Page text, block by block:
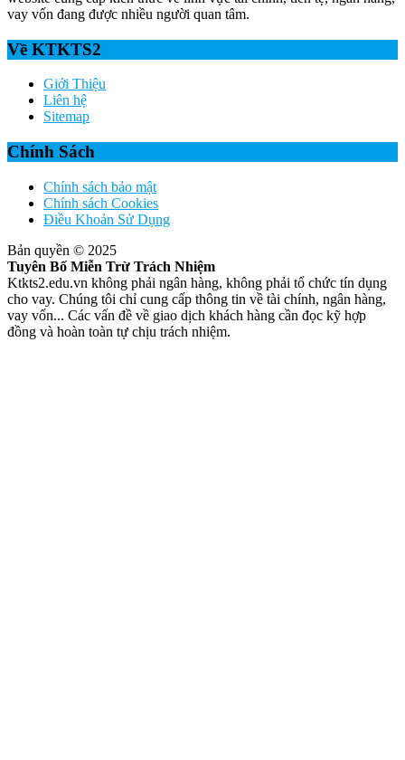
vay vốn đang được nhiều người quan tâm.
Về KTKTS2
Giới Thiệu
Liên hệ
Sitemap
Chính Sách
Chính sách bảo mật
Chính sách Cookies
Điều Khoản Sử Dụng
Bản quyền © 2025
Tuyên Bố Miễn Trừ Trách Nhiệm
Ktkts2.edu.vn không phải ngân hàng, không phải tổ chức tín dụng
cho vay. Chúng tôi chỉ cung cấp thông tin về tài chính, ngân hàng,
vay vốn... Các vấn đề về giao dịch khách hàng cần đọc kỹ hợp
đồng và hoàn toàn tự chịu trách nhiệm.